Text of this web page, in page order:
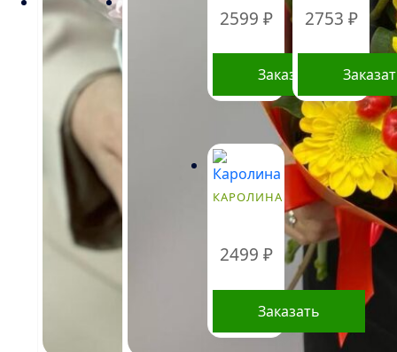
2599 ₽
Заказать
2753 ₽
КАРОЛИНА
2499 ₽
Заказать
Стоимость
букетов и
композиций,
указанная на
сайте,
ориентировочна
и может
меняться.
Окончательная
цена зависит от
доступности
определенных